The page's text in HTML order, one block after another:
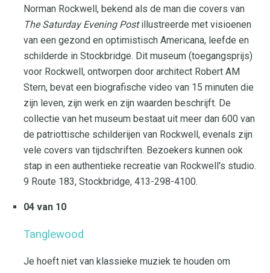
Norman Rockwell, bekend als de man die covers van
The Saturday Evening Postillustreerde met visioenen
van een gezond en optimistisch Americana, leefde en
schilderde in Stockbridge. Dit museum (toegangsprijs)
voor Rockwell, ontworpen door architect Robert AM
Stern, bevat een biografische video van 15 minuten die
zijn leven, zijn werk en zijn waarden beschrijft. De
collectie van het museum bestaat uit meer dan 600 van
de patriottische schilderijen van Rockwell, evenals zijn
vele covers van tijdschriften. Bezoekers kunnen ook
stap in een authentieke recreatie van Rockwell's studio.
9 Route 183, Stockbridge, 413-298-4100.
04 van 10
Tanglewood
Je hoeft niet van klassieke muziek te houden om